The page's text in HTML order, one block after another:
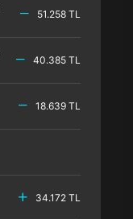
51.258 TL
40.385 TL
18.639 TL
34.172 TL